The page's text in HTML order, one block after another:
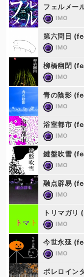
フェルメー
IMO
第六問目
IMO
柳橋幽閉
IMO
青の陰影
IMO
浴室都市
IMO
鍵盤吹雪
IMO
融点辟易
IMO
トリマガリ
IMO
今世永延
IMO